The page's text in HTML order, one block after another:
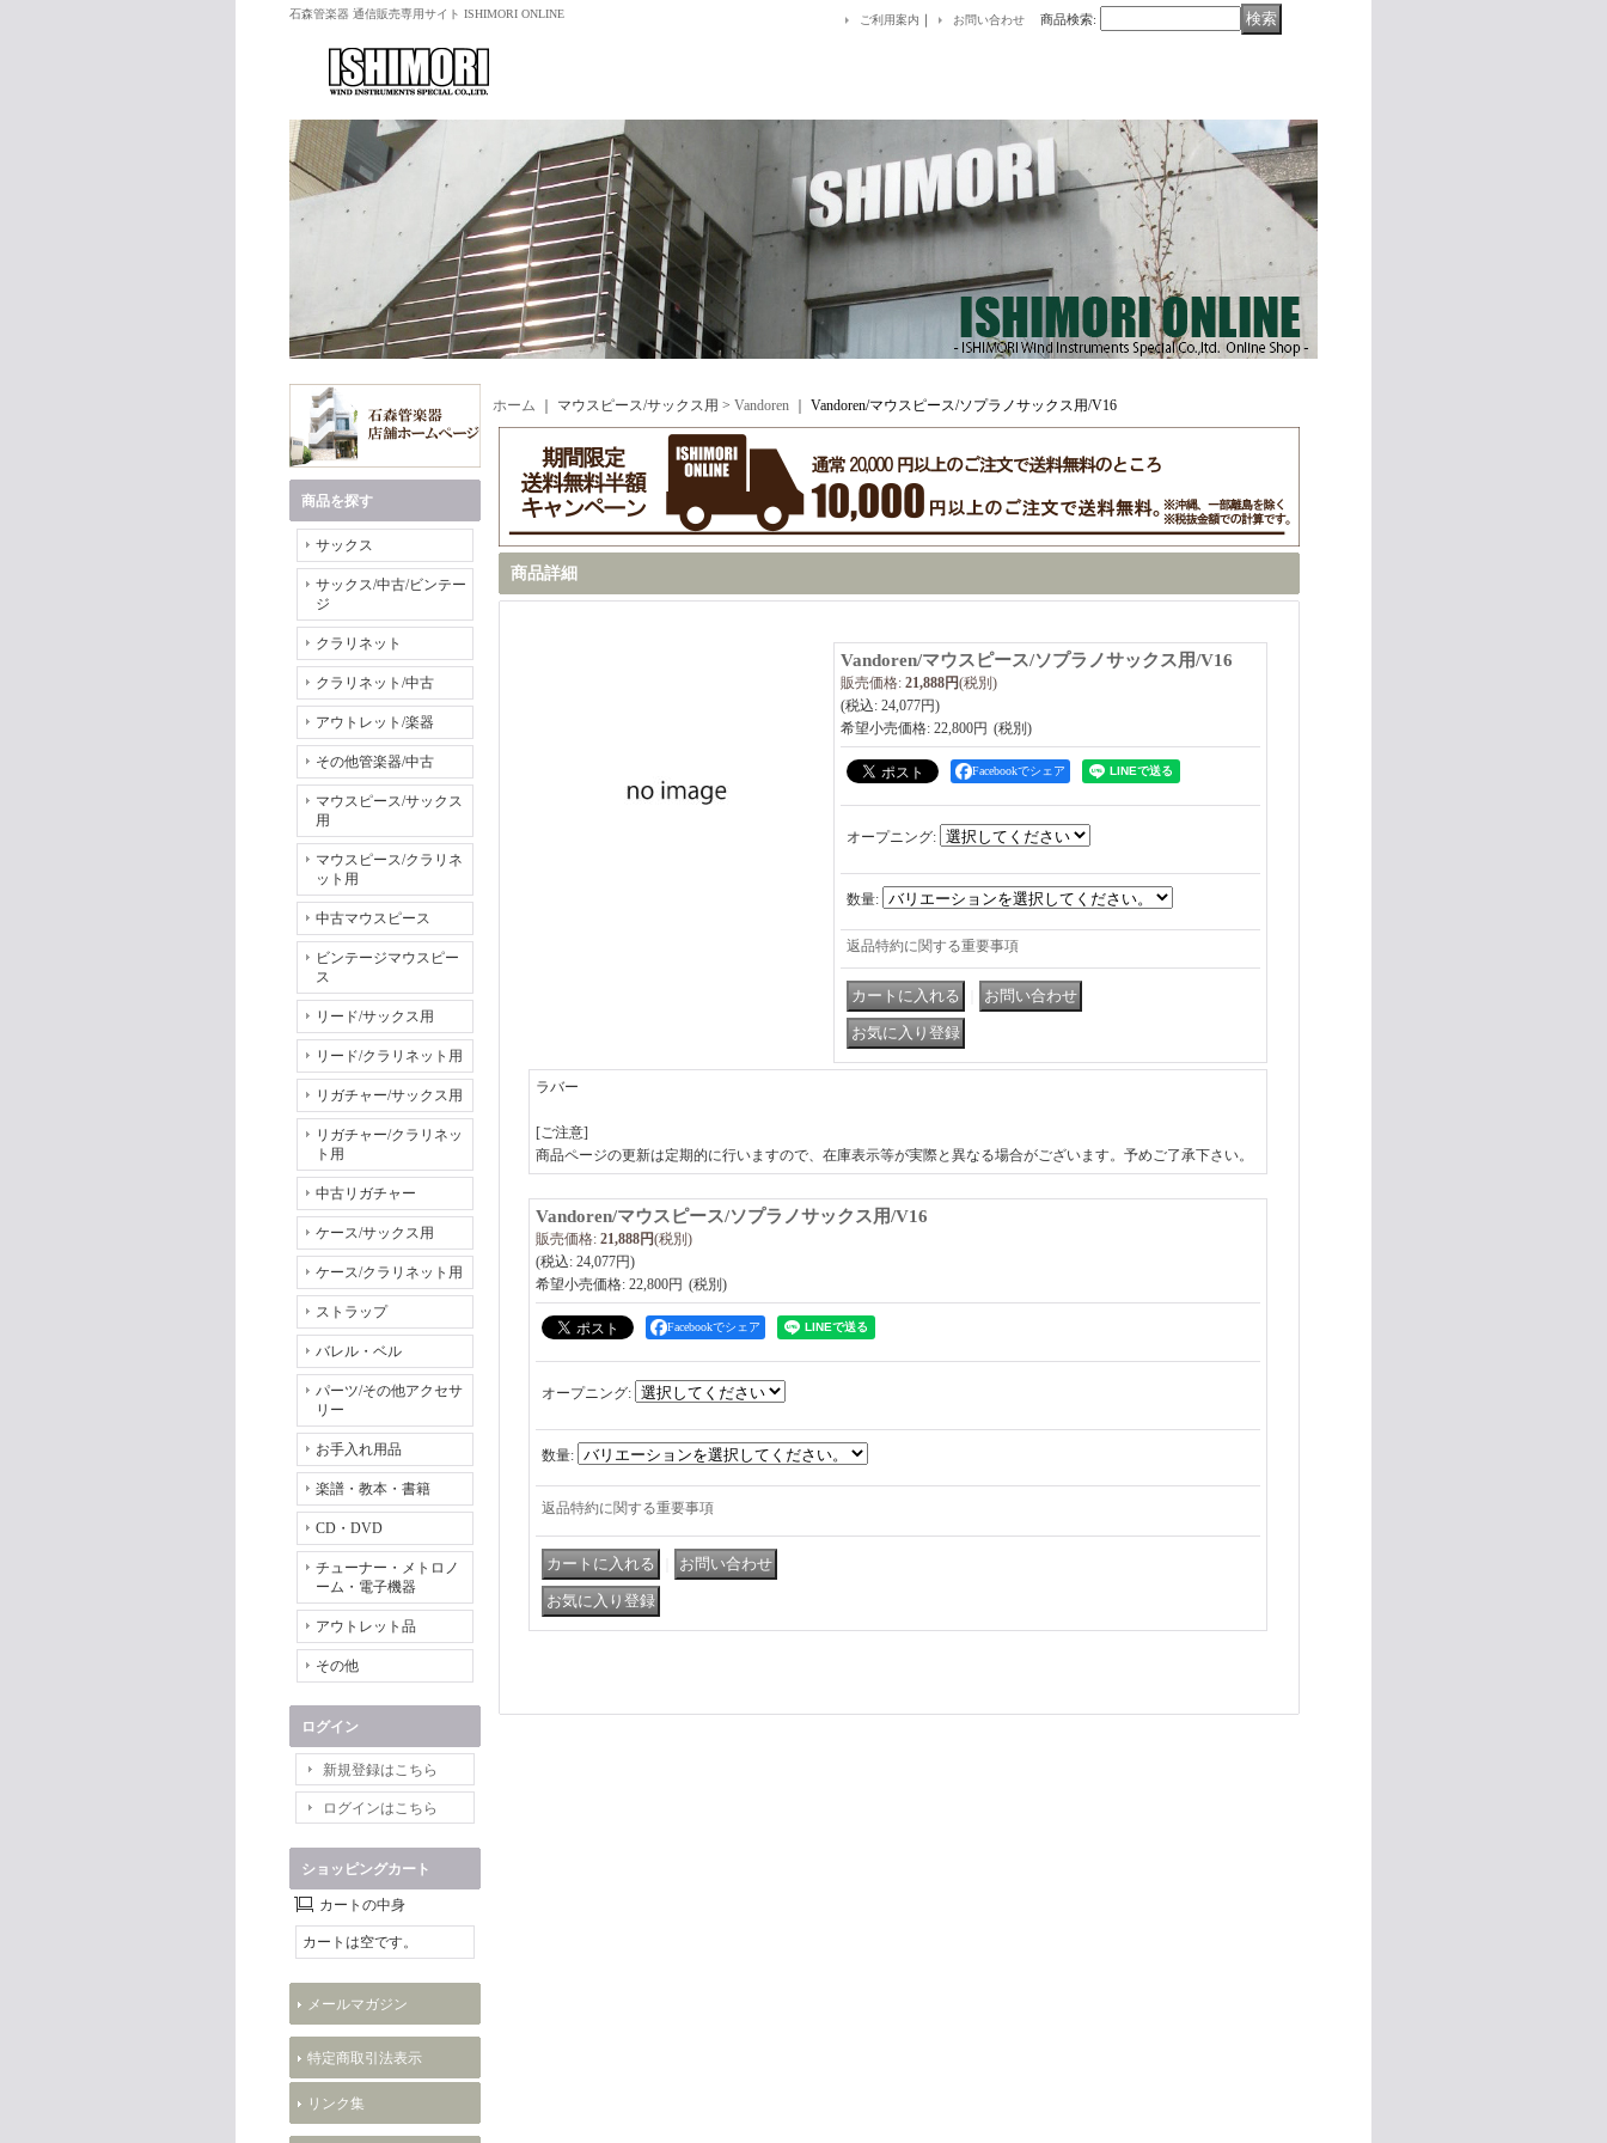
石森管楽器 通信販売専用サイト ISHIMORI ONLINE ご利用案内 ｜ お問い合わせ 商品検索:
商品を探す
サックス
サックス/中古/ビンテー
ジ
クラリネット
クラリネット/中古
アウトレット/楽器
その他管楽器/中古
マウスピース/サックス
用
マウスピース/クラリネ
ット用
中古マウスピース
ビンテージマウスピー
ス
リード/サックス用
リード/クラリネット用
リガチャー/サックス用
リガチャー/クラリネッ
ト用
中古リガチャー
ケース/サックス用
ケース/クラリネット用
ストラップ
バレル・ベル
パーツ/その他アクセサ
リー
お手入れ用品
楽譜・教本・書籍
CD・DVD
チューナー・メトロノ
ーム・電子機器
アウトレット品
その他
ログイン
新規登録はこちら
ログインはこちら
ショッピングカート
カートの中身
カートは空です。
メールマガジン
特定商取引法表示
リンク集
ホーム ｜ マウスピース/サックス用 > Vandoren Vandoren/マウスピース/ソプラノサックス用/V16
商品詳細
Vandoren/マウスピース/ソプラノサックス用/V16
販売価格: 21,888円(税別)
(税込: 24,077円)
希望小売価格: 22,800円
Facebookでシェア
オープニング:
数量:
返品特約に関する重要事項
ラバー
[ご注意]
商品ページの更新は定期的に行いますので、在庫表示等が実際と異なる場合がございます。予めご了承下さい。
Vandoren/マウスピース/ソプラノサックス用/V16
販売価格: 21,888円(税別)
(税込: 24,077円)
希望小売価格: 22,800円
Facebookでシェア
オープニング:
数量:
返品特約に関する重要事項